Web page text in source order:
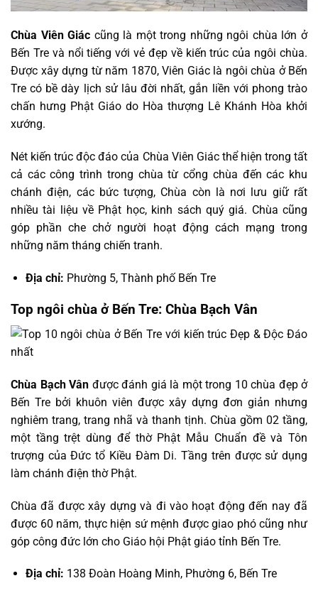
Chùa Viên Giác cũng là một trong những ngôi chùa lớn ở
Bến Tre và nổi tiếng với vẻ đẹp về kiến trúc của ngôi chùa.
Được xây dựng từ năm 1870, Viên Giác là ngôi chùa ở Bến
Tre có bề dày lịch sử lâu đời nhất, gắn liền với phong trào
chấn hưng Phật Giáo do Hòa thượng Lê Khánh Hòa khởi
xướng.
Nét kiến trúc độc đáo của Chùa Viên Giác thể hiện trong tất
cả các công trình trong chùa từ cổng chùa đến các khu
chánh điện, các bức tượng, Chùa còn là nơi lưu giữ rất
nhiều tài liệu về Phật học, kinh sách quý giá. Chùa cũng
góp phần che chở người hoạt động cách mạng trong
những năm tháng chiến tranh.
Địa chỉ: Phường 5, Thành phố Bến Tre
Top ngôi chùa ở Bến Tre: Chùa Bạch Vân
Chùa Bạch Vân được đánh giá là một trong 10 chùa đẹp ở
Bến Tre bởi khuôn viên được xây dựng đơn giản nhưng
nghiêm trang, trang nhã và thanh tịnh. Chùa gồm 02 tầng,
một tầng trệt dùng để thờ Phật Mẫu Chuẩn đề và Tôn
trượng của Đức tổ Kiều Đàm Di. Tầng trên được sử dụng
làm chánh điện thờ Phật.
Chùa đã được xây dựng và đi vào hoạt động đến nay đã
được 60 năm, thực hiện sứ mệnh được giao phó cũng như
góp công đức lớn cho Giáo hội Phật giáo tỉnh Bến Tre.
Địa chỉ: 138 Đoàn Hoàng Minh, Phường 6, Bến Tre